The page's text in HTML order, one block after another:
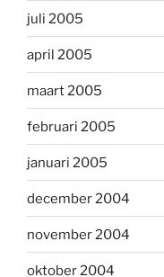
juli 2005
april 2005
maart 2005
februari 2005
januari 2005
december 2004
november 2004
oktober 2004